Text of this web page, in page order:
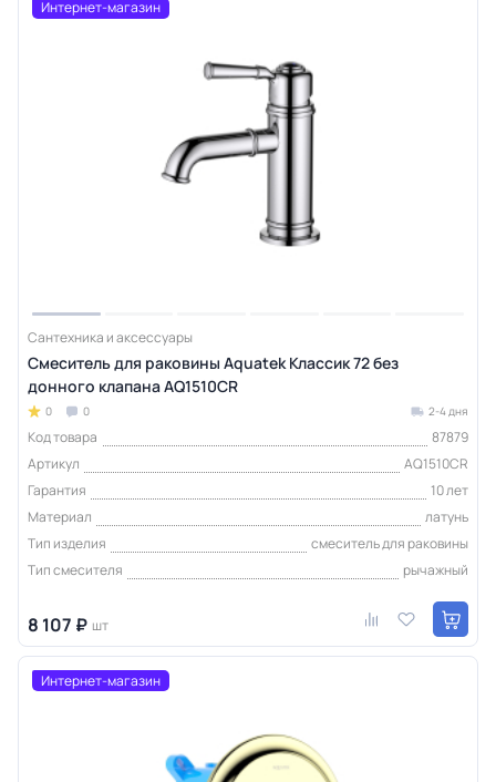
Интернет-магазин
Сантехника и аксессуары
Смеситель для раковины Aquatek Классик 72 без
донного клапана AQ1510CR
0 0 2-4 дня
Код товара
87879
Артикул
AQ1510CR
Гарантия
10 лет
Материал
латунь
Тип изделия
смеситель для раковины
Тип смесителя
рычажный
8 107 ₽ шт
Интернет-магазин